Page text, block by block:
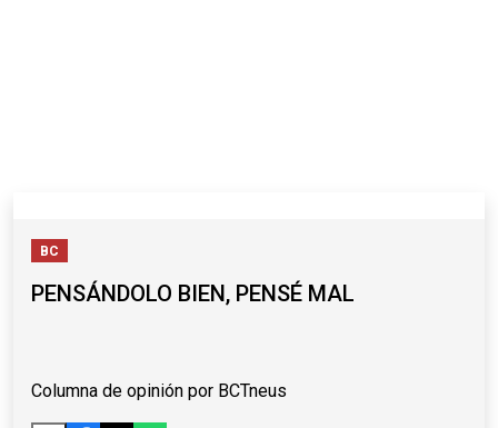
BC
PENSÁNDOLO BIEN, PENSÉ MAL
Columna de opinión por BCTneus